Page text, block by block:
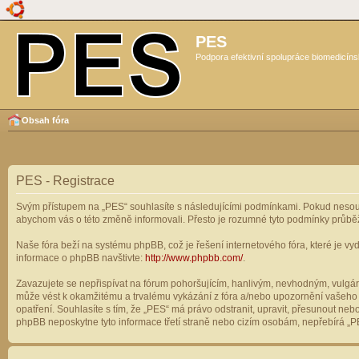
PES
Podpora efektivní spolupráce
Obsah fóra
PES - Registrace
Svým přístupem na „PES“ souhlasíte s následujícími podmínkami. Pokud
abychom vás o této změně informovali. Přesto je rozumné tyto podmínky
Naše fóra beží na systému phpBB, což je řešení internetového fóra, které je
informace o phpBB navštivte: http://www.phpbb.com/.
Zavazujete se nepřispívat na fórum pohoršujícím, hanlivým, nevhodným,
může vést k okamžitému a trvalému vykázání z fóra a/nebo upozornění
opatření. Souhlasíte s tím, že „PES“ má právo odstranit, upravit, přesunout
phpBB neposkytne tyto informace třetí straně nebo cizím osobám, nepřebírá